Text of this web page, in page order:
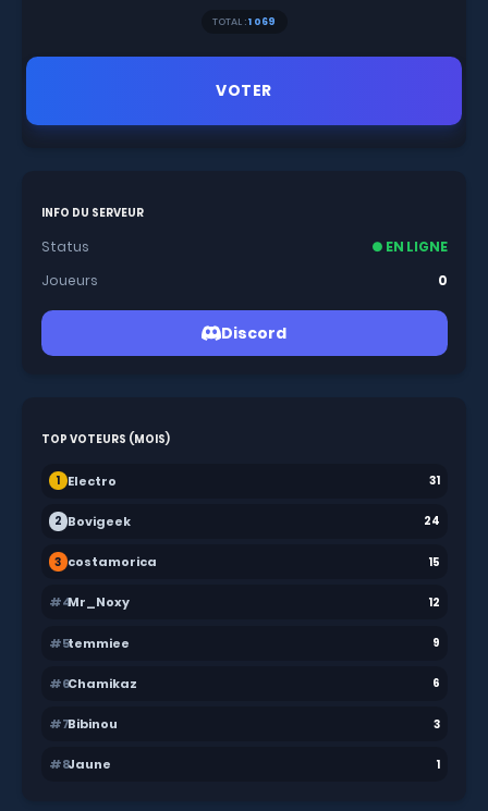
TOTAL :1 069
VOTER
INFO DU SERVEUR
Status
● EN LIGNE
Joueurs
0
Discord
TOP VOTEURS (MOIS)
1 Electro 31
2 Bovigeek 24
3 costamorica 15
#4Mr_Noxy 12
#5temmiee 9
#6Chamikaz 6
#7Bibinou 3
#8Jaune 1